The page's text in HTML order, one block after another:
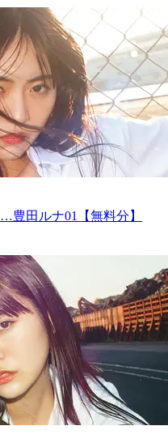
豊田ルナ01【無料分】